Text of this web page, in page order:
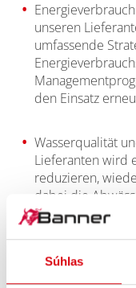
Súhlas
unseren
umfassende
den Einsatz
Wasserqualität
Lieferanten wird
reduzieren,
dabei die
einleiten, um die